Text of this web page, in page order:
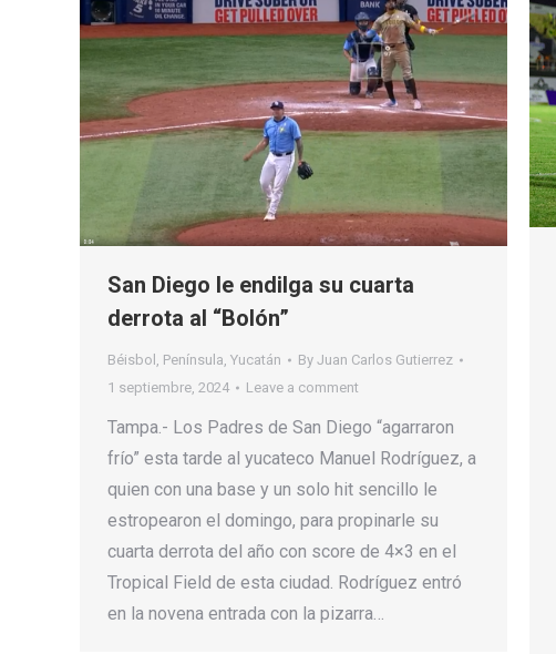
San Diego le endilga su cuarta
derrota al “Bolón”
Béisbol , Península, Yucatán By Juan Carlos Gutierrez
1 septiembre, 2024
Leave a comment
Tampa.- Los Padres de San Diego “agarraron
frío” esta tarde al yucateco Manuel Rodríguez, a
quien con una base y un solo hit sencillo le
estropearon el domingo, para propinarle su
cuarta derrota del año con score de 4×3 en el
Tropical Field de esta ciudad. Rodríguez entró
en la novena entrada con la pizarra…